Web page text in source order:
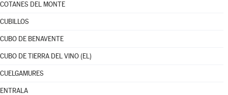
COTANES DEL MONTE
CUBILLOS
CUBO DE BENAVENTE
CUBO DE TIERRA DEL VINO (EL)
CUELGAMURES
ENTRALA